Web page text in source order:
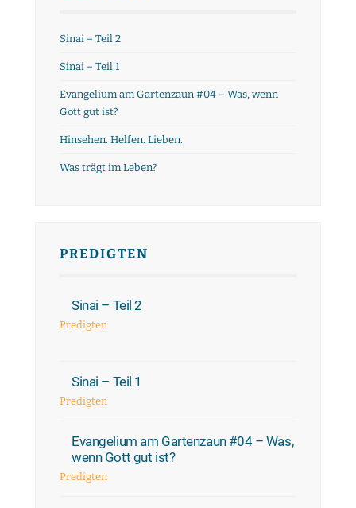
Sinai – Teil 2
Sinai – Teil 1
Evangelium am Gartenzaun #04 – Was, wenn
Gott gut ist?
Hinsehen. Helfen. Lieben.
Was trägt im Leben?
PREDIGTEN
Sinai – Teil 2
Predigten
Sinai – Teil 1
Predigten
Evangelium am Gartenzaun #04 – Was,
wenn Gott gut ist?
Predigten